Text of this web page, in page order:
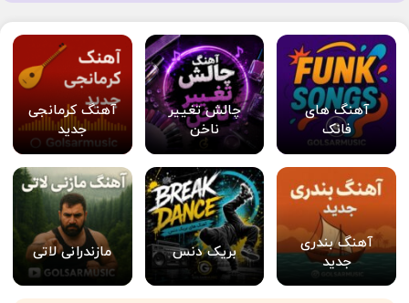
آهنگ های
فانک
چالش تغییر
ناخن
آهنگ کرمانجی
جدید
آهنگ بندری
جدید
بریک دنس مازندرانی لاتی